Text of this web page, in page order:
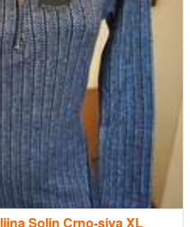
Solin Crno-siva XL